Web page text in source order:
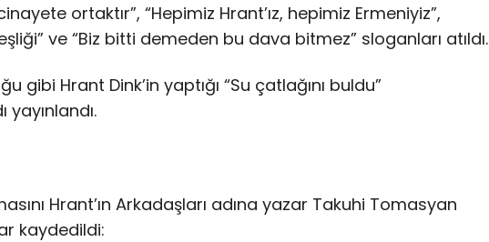
ortaktır”, “Hepimiz Hrant’ız, hepimiz Ermeniyiz”,
ve “Biz bitti demeden bu dava bitmez” sloganları atıldı.
gibi Hrant Dink’in yaptığı “Su çatlağını buldu”
yayınlandı.
Hrant’ın Arkadaşları adına yazar Takuhi Tomasyan
kaydedildi: